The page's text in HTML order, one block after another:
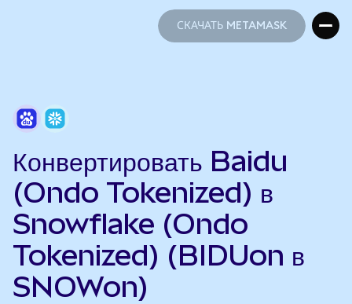
СКАЧАТЬ METAMASK
Конвертировать Baidu
(Ondo Tokenized) в
Snowflake (Ondo
Tokenized) (BIDUon в
SNOWon)